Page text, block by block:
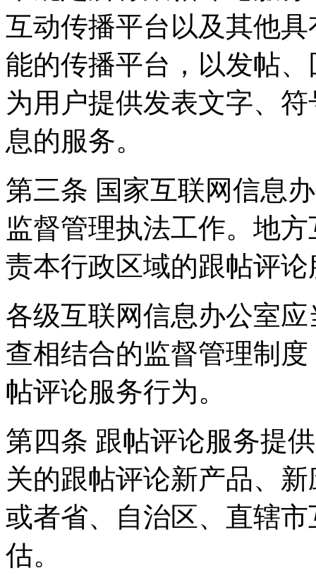
互动传播平台以及其他
能的传播平台，以发帖
为用户提供发表文字、
息的服务。
第三条 国家互联网信息
监督管理执法工作。地
责本行政区域的跟帖评
各级互联网信息办公室
查相结合的监督管理制
帖评论服务行为。
第四条 跟帖评论服务提
关的跟帖评论新产品、
或者省、自治区、直辖
估。